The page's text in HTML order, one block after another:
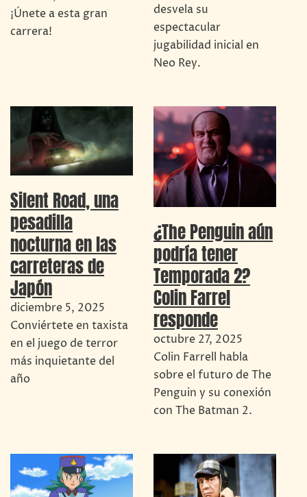
¡Únete a esta gran
carrera!
desvela su
espectacular
jugabilidad inicial en
Neo Rey.
Silent Road, una
pesadilla
nocturna en las
carreteras de
Japón
diciembre 5, 2025
Conviértete en taxista
en el juego de terror
más inquietante del
año
¿The Penguin aún
podría tener
Temporada 2?
Colin Farrel
responde
octubre 27, 2025
Colin Farrell habla
sobre el futuro de The
Penguin y su conexión
con The Batman 2.